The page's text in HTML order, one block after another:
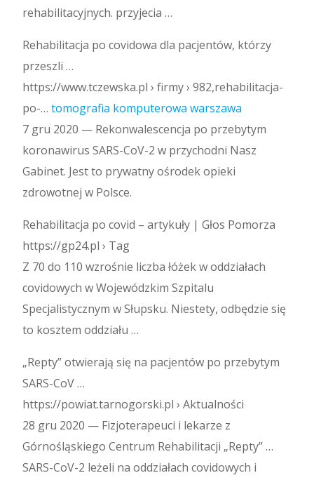
rehabilitacyjnych. przyjecia …
Rehabilitacja po covidowa dla pacjentów, którzy
przeszli …
https://www.tczewska.pl › firmy › 982,rehabilitacja-
po-… tomografia komputerowa warszawa
7 gru 2020 — Rekonwalescencja po przebytym
koronawirus SARS-CoV-2 w przychodni Nasz
Gabinet. Jest to prywatny ośrodek opieki
zdrowotnej w Polsce.
Rehabilitacja po covid – artykuły | Głos Pomorza
https://gp24.pl › Tag
Z 70 do 110 wzrośnie liczba łóżek w oddziałach
covidowych w Wojewódzkim Szpitalu
Specjalistycznym w Słupsku. Niestety, odbędzie się
to kosztem oddziału …
„Repty” otwierają się na pacjentów po przebytym
SARS-CoV …
https://powiat.tarnogorski.pl › Aktualności
28 gru 2020 — Fizjoterapeuci i lekarze z
Górnośląskiego Centrum Rehabilitacji „Repty” …
SARS-CoV-2 leżeli na oddziałach covidowych i